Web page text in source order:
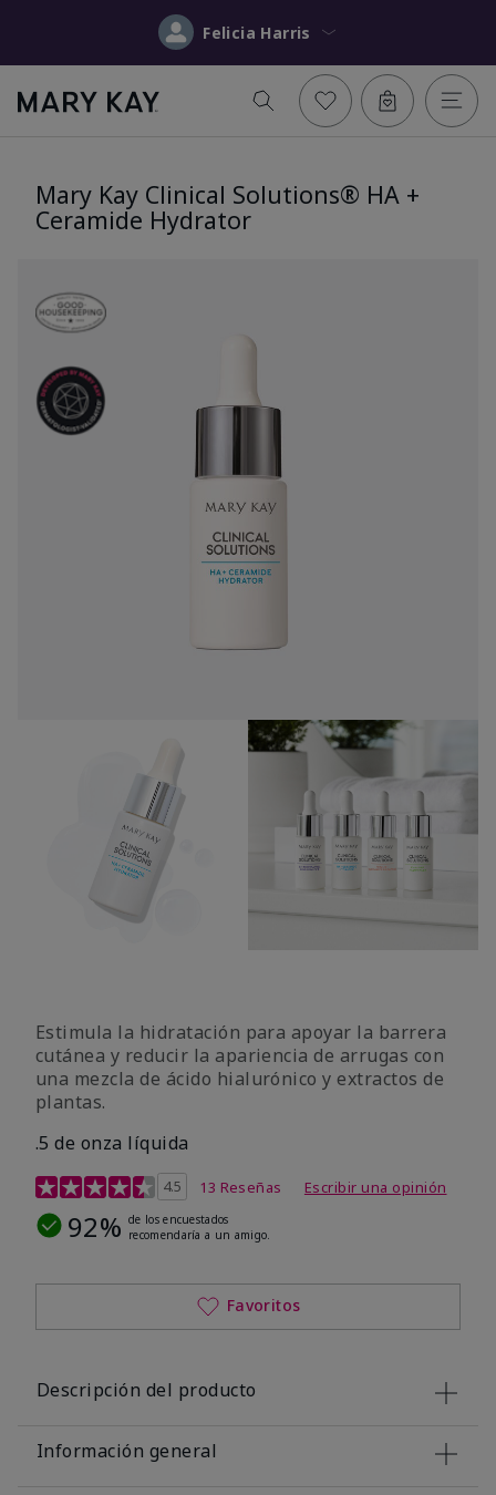
Felicia Harris
Mary Kay Clinical Solutions® HA +
Ceramide Hydrator
Estimula la hidratación para apoyar la barrera
cutánea y reducir la apariencia de arrugas con
una mezcla de ácido hialurónico y extractos de
plantas.
.5 de onza líquida
Calificación de clientes de 3,2 de 5
4.5 13 Reseñas Escribir una opinión
92% de los encuestados
recomendaría a un amigo.
Favoritos
Descripción del producto
Información general